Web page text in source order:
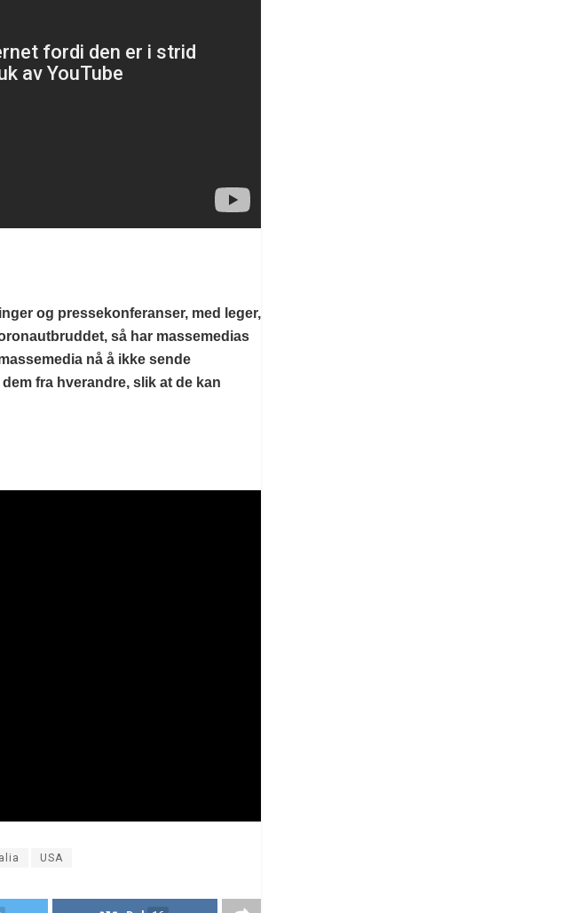
og pressekonferanser, med leger,
så har massemedias
nå å ikke sende
fra hverandre, slik at de kan
USA